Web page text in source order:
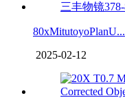
80xMitutoyoPlanU...
2025-02-12